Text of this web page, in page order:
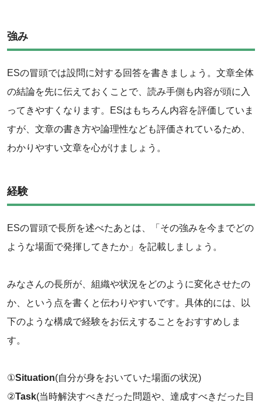
強み
ESの冒頭では設問に対する回答を書きましょう。文章全体
の結論を先に伝えておくことで、読み手側も内容が頭に入
ってきやすくなります。ESはもちろん内容を評価していま
すが、文章の書き方や論理性なども評価されているため、
わかりやすい文章を心がけましょう。
経験
ESの冒頭で長所を述べたあとは、「その強みを今までどの
ような場面で発揮してきたか」を記載しましょう。
みなさんの長所が、組織や状況をどのように変化させたの
か、という点を書くと伝わりやすいです。具体的には、以
下のような構成で経験をお伝えすることをおすすめしま
す。
①Situation(自分が身をおいていた場面の状況)
‌②Task(当時解決すべきだった問題や、達成すべきだった目